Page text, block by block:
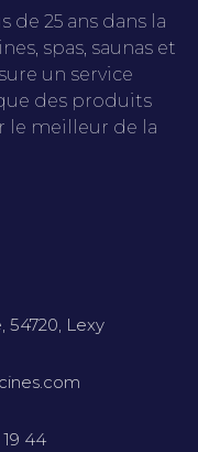
de 25 ans dans la
spas, saunas et
un service
des produits
le meilleur de la
54720, Lexy
19 44